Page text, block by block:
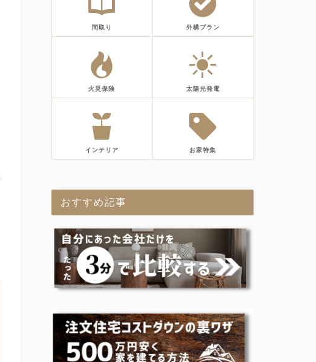
間取り 外構プラン
火災保険 太陽光発電
インテリア お家特集
おすすめ記事